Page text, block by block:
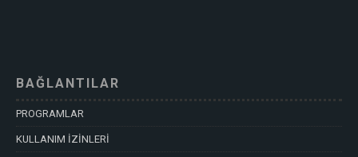
BAĞLANTILAR
PROGRAMLAR
KULLANIM İZİNLERİ